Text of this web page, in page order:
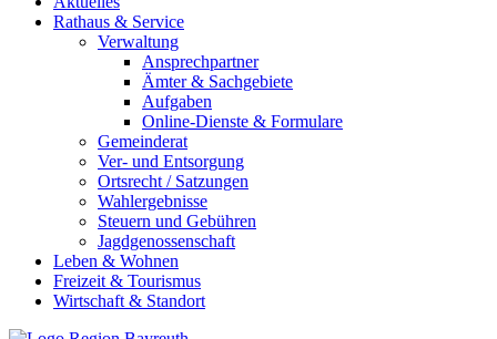
Rathaus & Service
Verwaltung
Ansprechpartner
Ämter & Sachgebiete
Aufgaben
Online-Dienste & Formulare
Gemeinderat
Ver- und Entsorgung
Ortsrecht / Satzungen
Wahlergebnisse
Steuern und Gebühren
Jagdgenossenschaft
Leben & Wohnen
Freizeit & Tourismus
Wirtschaft & Standort